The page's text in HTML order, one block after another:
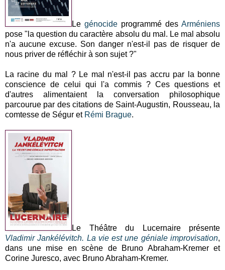
Le génocide programmé des Arméniens
pose "la question du caractère absolu du mal. Le mal absolu
n'a aucune excuse. Son danger n'est-il pas de risquer de
nous priver de réfléchir à son sujet ?"
La racine du mal ? Le mal n'est-il pas accru par la bonne
conscience de celui qui l'a commis ? Ces questions et
d'autres alimentaient la conversation philosophique
parcourue par des citations de Saint-Augustin, Rousseau, la
comtesse de Ségur et Rémi Brague.
Le Théâtre du Lucernaire présente
Vladimir Jankélévitch. La vie est une géniale improvisation,
dans une mise en scène de Bruno Abraham-Kremer et
Corine Juresco, avec Bruno Abraham-Kremer.